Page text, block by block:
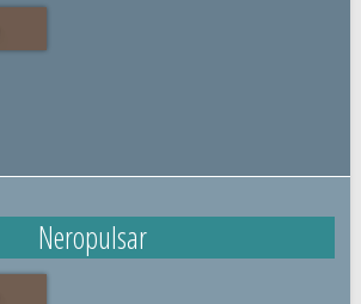
Neropulsar